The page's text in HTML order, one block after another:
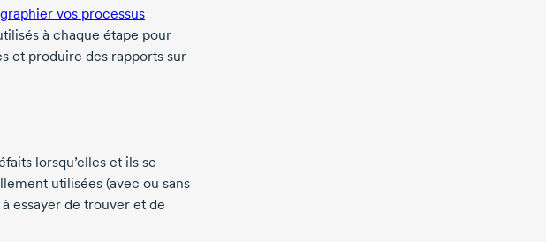
vos processus
à chaque étape pour
et produire des rapports sur
lorsqu’elles et ils se
utilisées (avec ou sans
essayer de trouver et de